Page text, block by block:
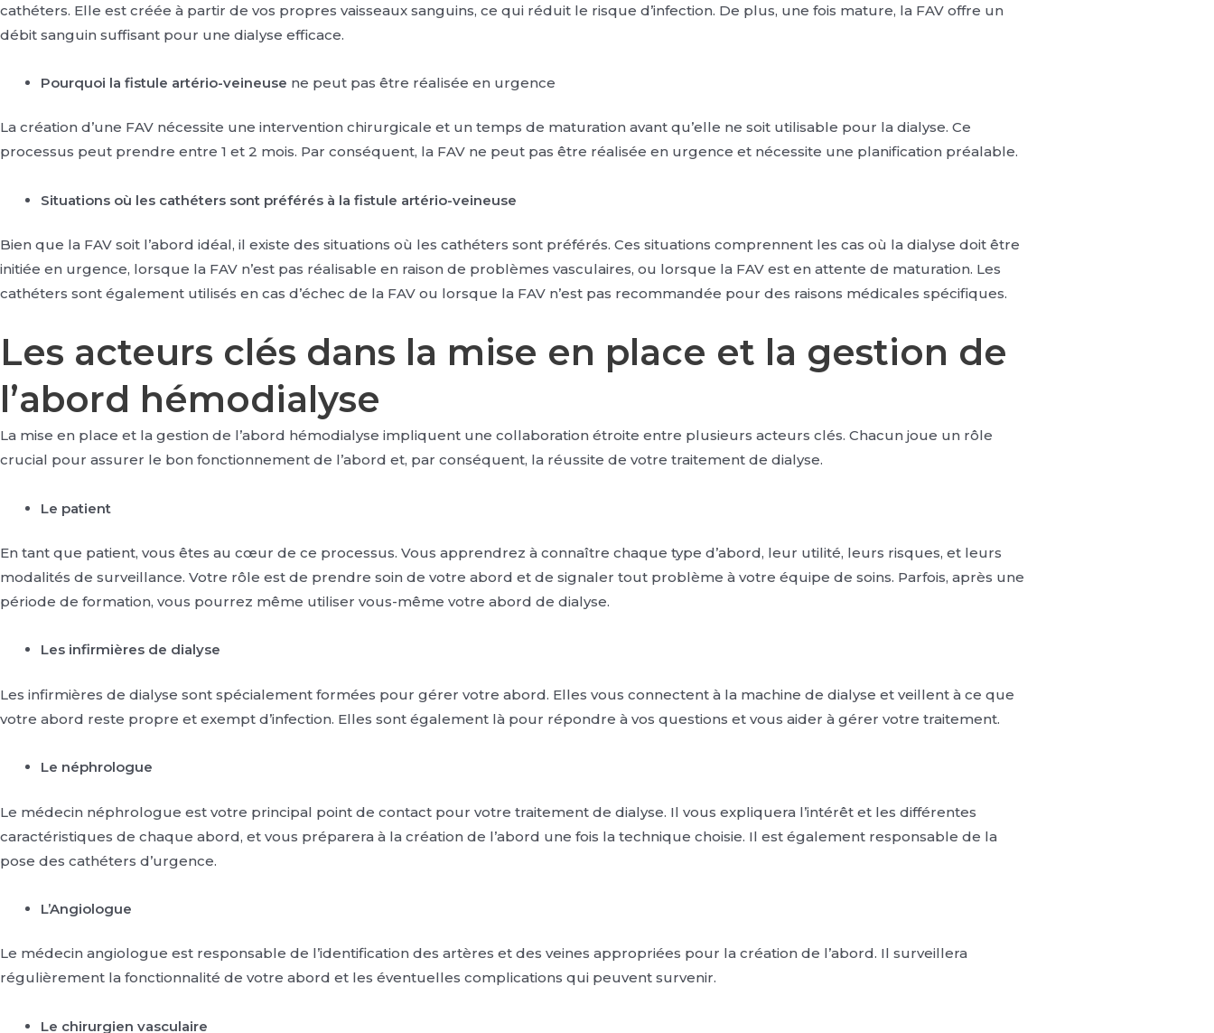
cathéters. Elle est créée à partir de vos propres vaisseaux sanguins, ce qui réduit le risque d’infection. De plus, une fois mature, la FAV offre un
débit sanguin suffisant pour une dialyse efficace.
Pourquoi la fistule artério-veineuse ne peut pas être réalisée en urgence
La création d’une FAV nécessite une intervention chirurgicale et un temps de maturation avant qu’elle ne soit utilisable pour la dialyse. Ce
processus peut prendre entre 1 et 2 mois. Par conséquent, la FAV ne peut pas être réalisée en urgence et nécessite une planification préalable.
Situations où les cathéters sont préférés à la fistule artério-veineuse
Bien que la FAV soit l’abord idéal, il existe des situations où les cathéters sont préférés. Ces situations comprennent les cas où la dialyse doit être
initiée en urgence, lorsque la FAV n’est pas réalisable en raison de problèmes vasculaires, ou lorsque la FAV est en attente de maturation. Les
cathéters sont également utilisés en cas d’échec de la FAV ou lorsque la FAV n’est pas recommandée pour des raisons médicales spécifiques.
Les acteurs clés dans la mise en place et la gestion de
l’abord hémodialyse
La mise en place et la gestion de l’abord hémodialyse impliquent une collaboration étroite entre plusieurs acteurs clés. Chacun joue un rôle
crucial pour assurer le bon fonctionnement de l’abord et, par conséquent, la réussite de votre traitement de dialyse.
Le patient
En tant que patient, vous êtes au cœur de ce processus. Vous apprendrez à connaître chaque type d’abord, leur utilité, leurs risques, et leurs
modalités de surveillance. Votre rôle est de prendre soin de votre abord et de signaler tout problème à votre équipe de soins. Parfois, après une
période de formation, vous pourrez même utiliser vous-même votre abord de dialyse.
Les infirmières de dialyse
Les infirmières de dialyse sont spécialement formées pour gérer votre abord. Elles vous connectent à la machine de dialyse et veillent à ce que
votre abord reste propre et exempt d’infection. Elles sont également là pour répondre à vos questions et vous aider à gérer votre traitement.
Le néphrologue
Le médecin néphrologue est votre principal point de contact pour votre traitement de dialyse. Il vous expliquera l’intérêt et les différentes
caractéristiques de chaque abord, et vous préparera à la création de l’abord une fois la technique choisie. Il est également responsable de la
pose des cathéters d’urgence.
L’Angiologue
Le médecin angiologue est responsable de l’identification des artères et des veines appropriées pour la création de l’abord. Il surveillera
régulièrement la fonctionnalité de votre abord et les éventuelles complications qui peuvent survenir.
Le chirurgien vasculaire